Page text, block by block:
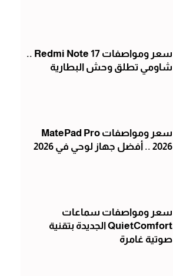
سعر ومواصفات Redmi Note 17 ..
شاومي تطلق وحش البطارية
سعر ومواصفات MatePad Pro
2026 .. أفضل جهاز لوحي في 2026
سعر ومواصفات سماعات
QuietComfort الجديدة بتقنية
صوتية غامرة